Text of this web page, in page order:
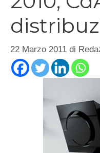
22 Marzo 2011 di